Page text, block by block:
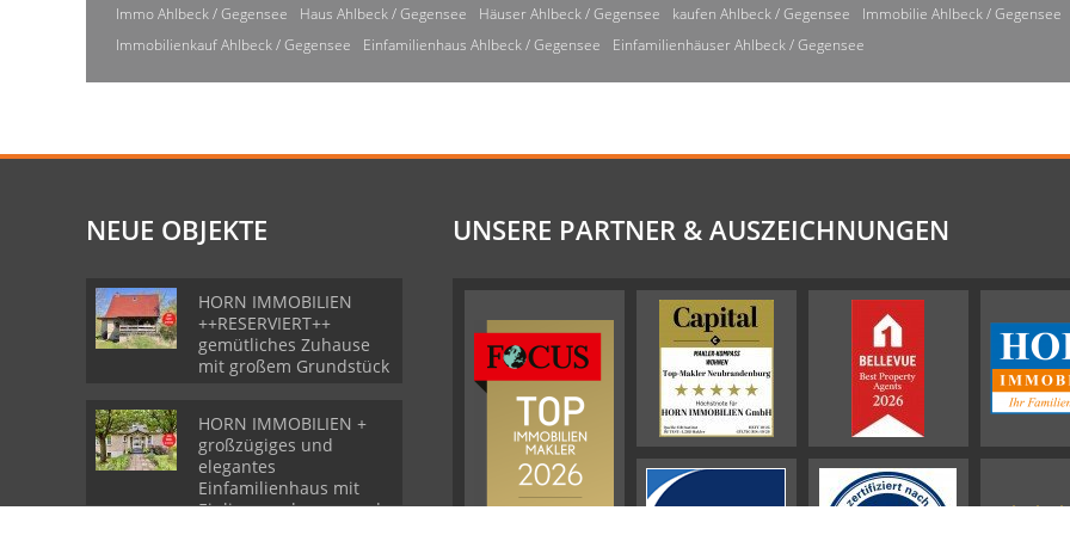
Immo Ahlbeck / Gegensee Haus Ahlbeck / Gegensee Häuser Ahlbeck / Gegensee kaufen Ahlbeck / Gegensee
Immobilie Ahlbeck / Gegensee
Immobilienkauf Ahlbeck / Gegensee
Einfamilienhaus Ahlbeck / Gegensee Einfamilienhäuser Ahlbeck / Gegensee
NEUE OBJEKTE
HORN IMMOBILIEN
++RESERVIERT++
gemütliches Zuhause
mit großem Grundstück
HORN IMMOBILIEN +
großzügiges und
elegantes
Einfamilienhaus mit
Einliegerwohnung und
UNSERE PARTNER & AUSZEICHNUNGEN